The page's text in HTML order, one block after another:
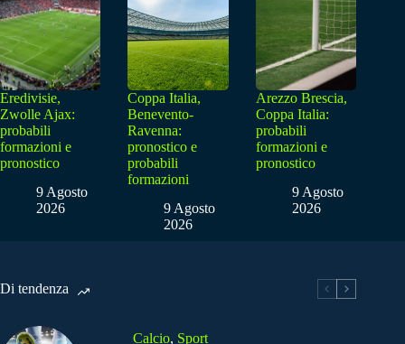
Eredivisie,
Zwolle Ajax:
probabili
formazioni e
pronostico
9 Agosto
2026
Coppa Italia,
Benevento-
Ravenna:
pronostico e
probabili
formazioni
9 Agosto
2026
Arezzo Brescia,
Coppa Italia:
probabili
formazioni e
pronostico
9 Agosto
2026
Di tendenza
Calcio, Sport